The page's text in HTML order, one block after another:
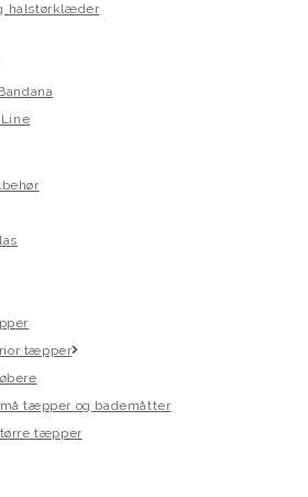
halstørklæder
tæpper
tæpper og bademåtter
tæpper